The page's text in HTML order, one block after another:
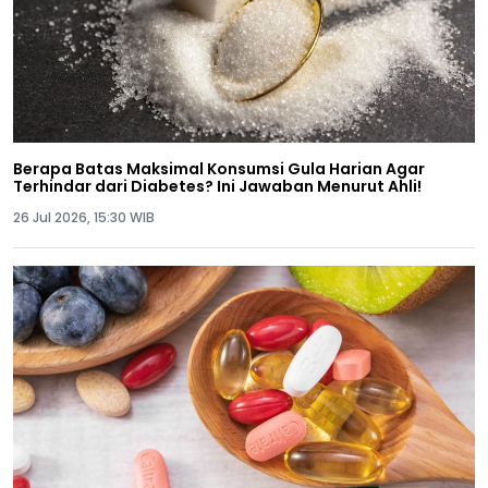
Berapa Batas Maksimal Konsumsi Gula Harian Agar
Terhindar dari Diabetes? Ini Jawaban Menurut Ahli!
26 Jul 2026, 15:30 WIB